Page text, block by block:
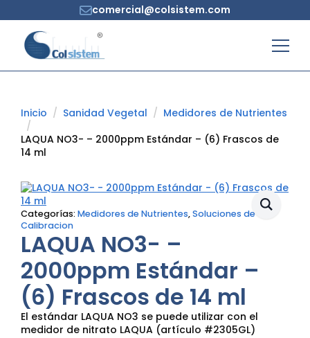
comercial@colsistem.com
Inicio Sanidad Vegetal
Medidores de Nutrientes
LAQUA NO3- – 2000ppm Estándar – (6) Frascos de
14 ml
Categorías: Medidores de Nutrientes,Soluciones de
Calibracion
LAQUA NO3- –
2000ppm Estándar –
(6) Frascos de 14 ml
El estándar LAQUA NO3 se puede utilizar con el
medidor de nitrato LAQUA (artículo #2305GL)